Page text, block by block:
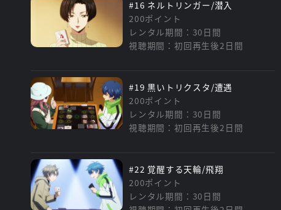
#16 ネルトリンガー/潜入
200ポイント
レンタル期間：30日間
視聴期間：初回再生後2日間
#19 黒いトリクスタ/遭遇
200ポイント
レンタル期間：30日間
視聴期間：初回再生後2日間
#22 覚醒する天輪/飛翔
200ポイント
レンタル期間：30日間